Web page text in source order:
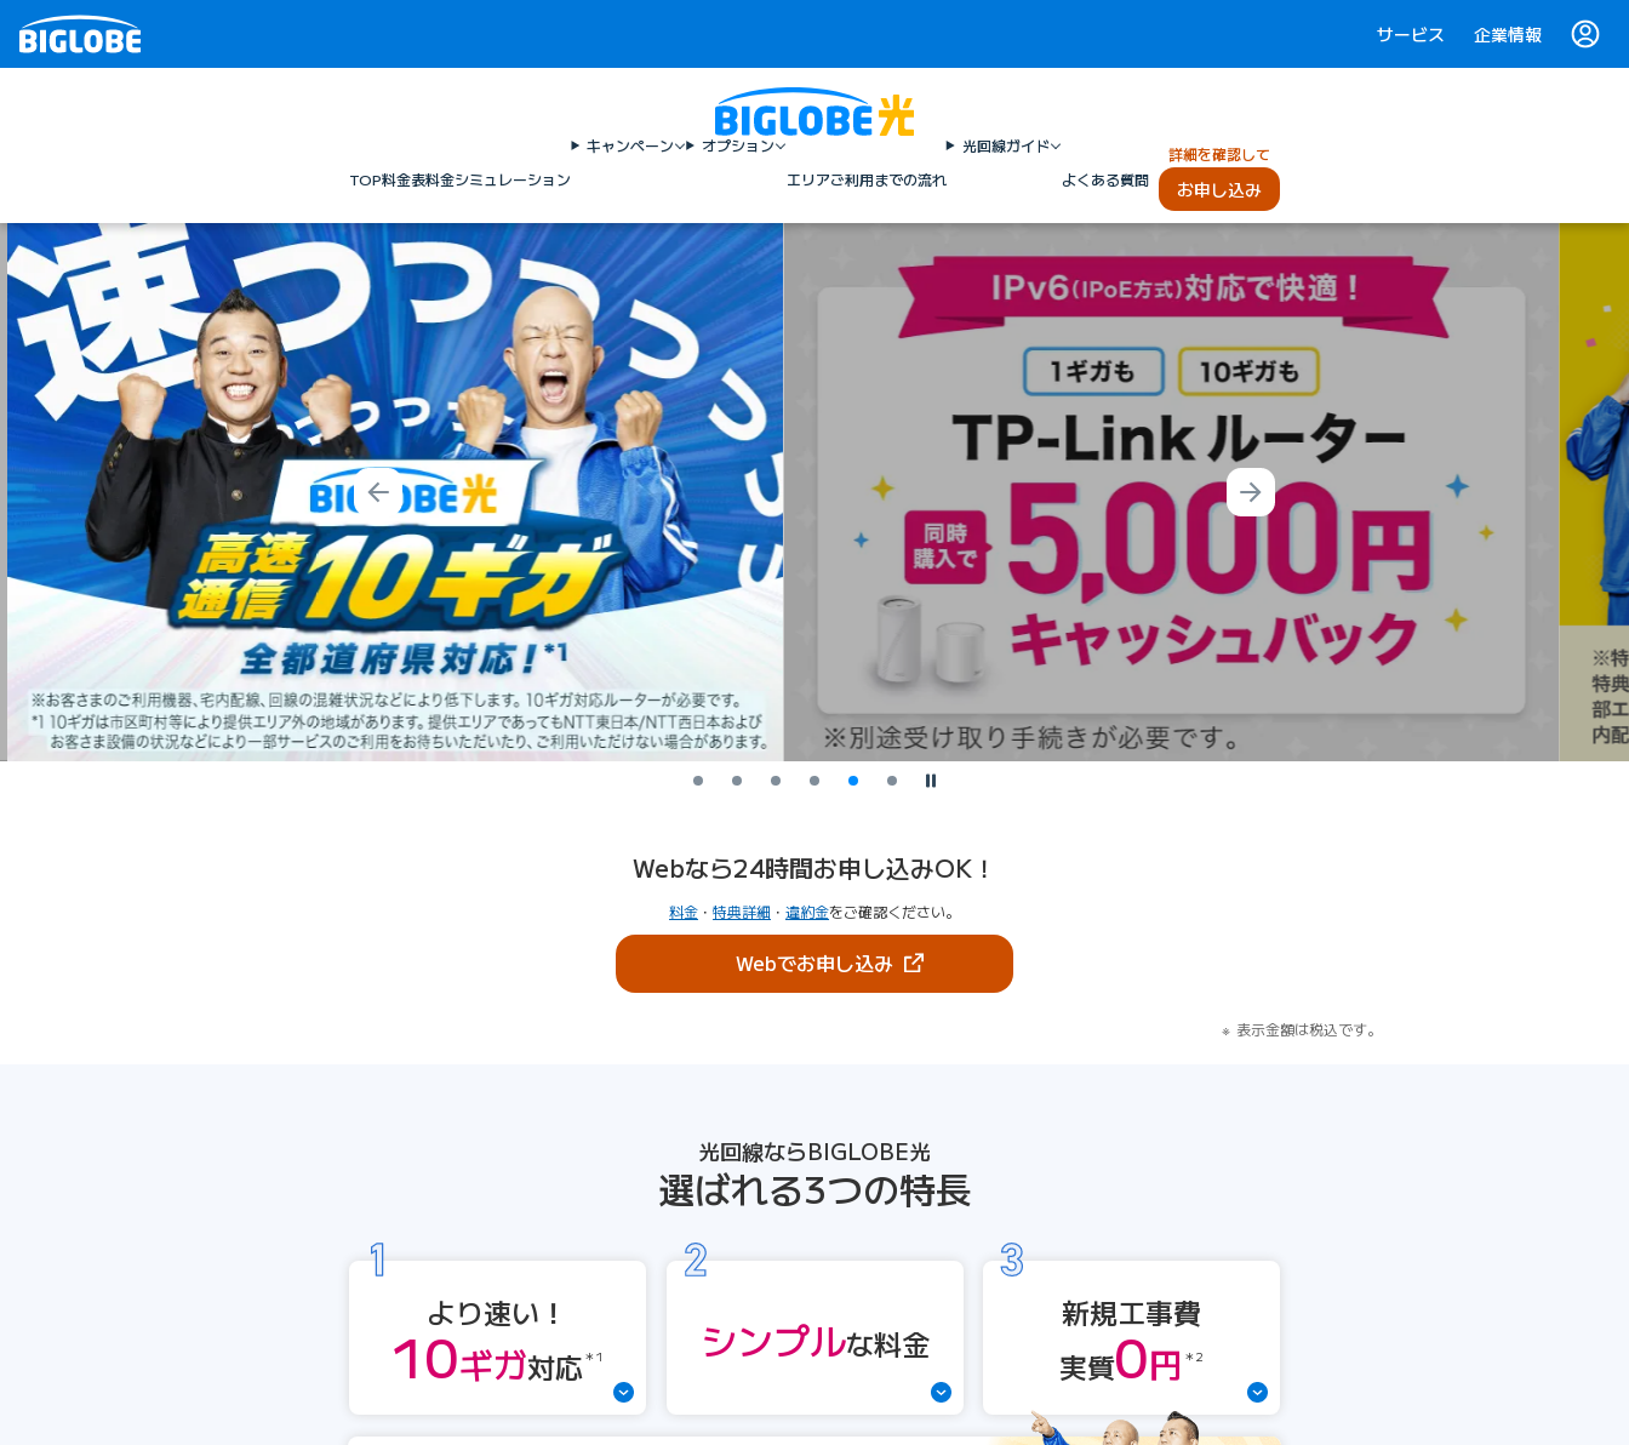
サービス 企業情報
TOP料金表料金シミュレーション
キャンペーン
オプション
エリアご利用までの流れ
光回線ガイド
よくある質問
詳細を確認して
お申し込み
Prev Next
停止
Webなら24時間お申し込みOK！
料金 ・ 特典詳細 ・ 違約金をご確認ください。
Webでお申し込み（新しいタブで開きます）
表示金額は税込です。
光回線ならBIGLOBE光
選ばれる3つの特長
より速い！
10ギガ対応 ＊1 シンプルな料金
新規工事費
実質0円 ＊2